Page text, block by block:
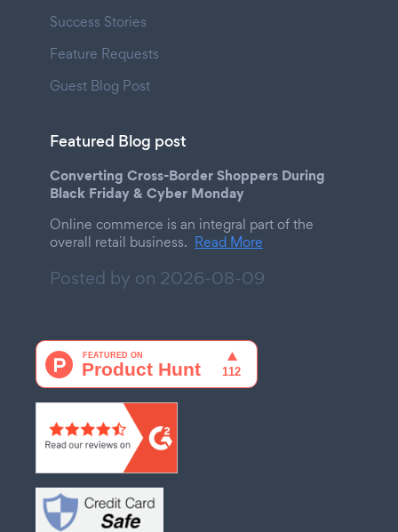
Success Stories
Feature Requests
Guest Blog Post
Featured Blog post
Converting Cross-Border Shoppers During
Black Friday & Cyber Monday
Online commerce is an integral part of the
overall retail business. Read More
Posted by on 2026-08-09